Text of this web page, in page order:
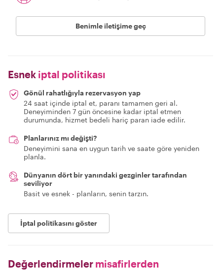
Benimle iletişime geç
Esnek iptal politikası
Gönül rahatlığıyla rezervasyon yap
24 saat içinde iptal et, paranı tamamen geri al.
Deneyiminden 7 gün öncesine kadar iptal etmen
durumunda, hizmet bedeli hariç paran iade edilir.
Planlarınız mı değişti?
Deneyimini sana en uygun tarih ve saate göre yeniden
planla.
Dünyanın dört bir yanındaki gezginler tarafından
seviliyor
Basit ve esnek - planların, senin tarzın.
İptal politikasını göster
Değerlendirmeler misafirlerden